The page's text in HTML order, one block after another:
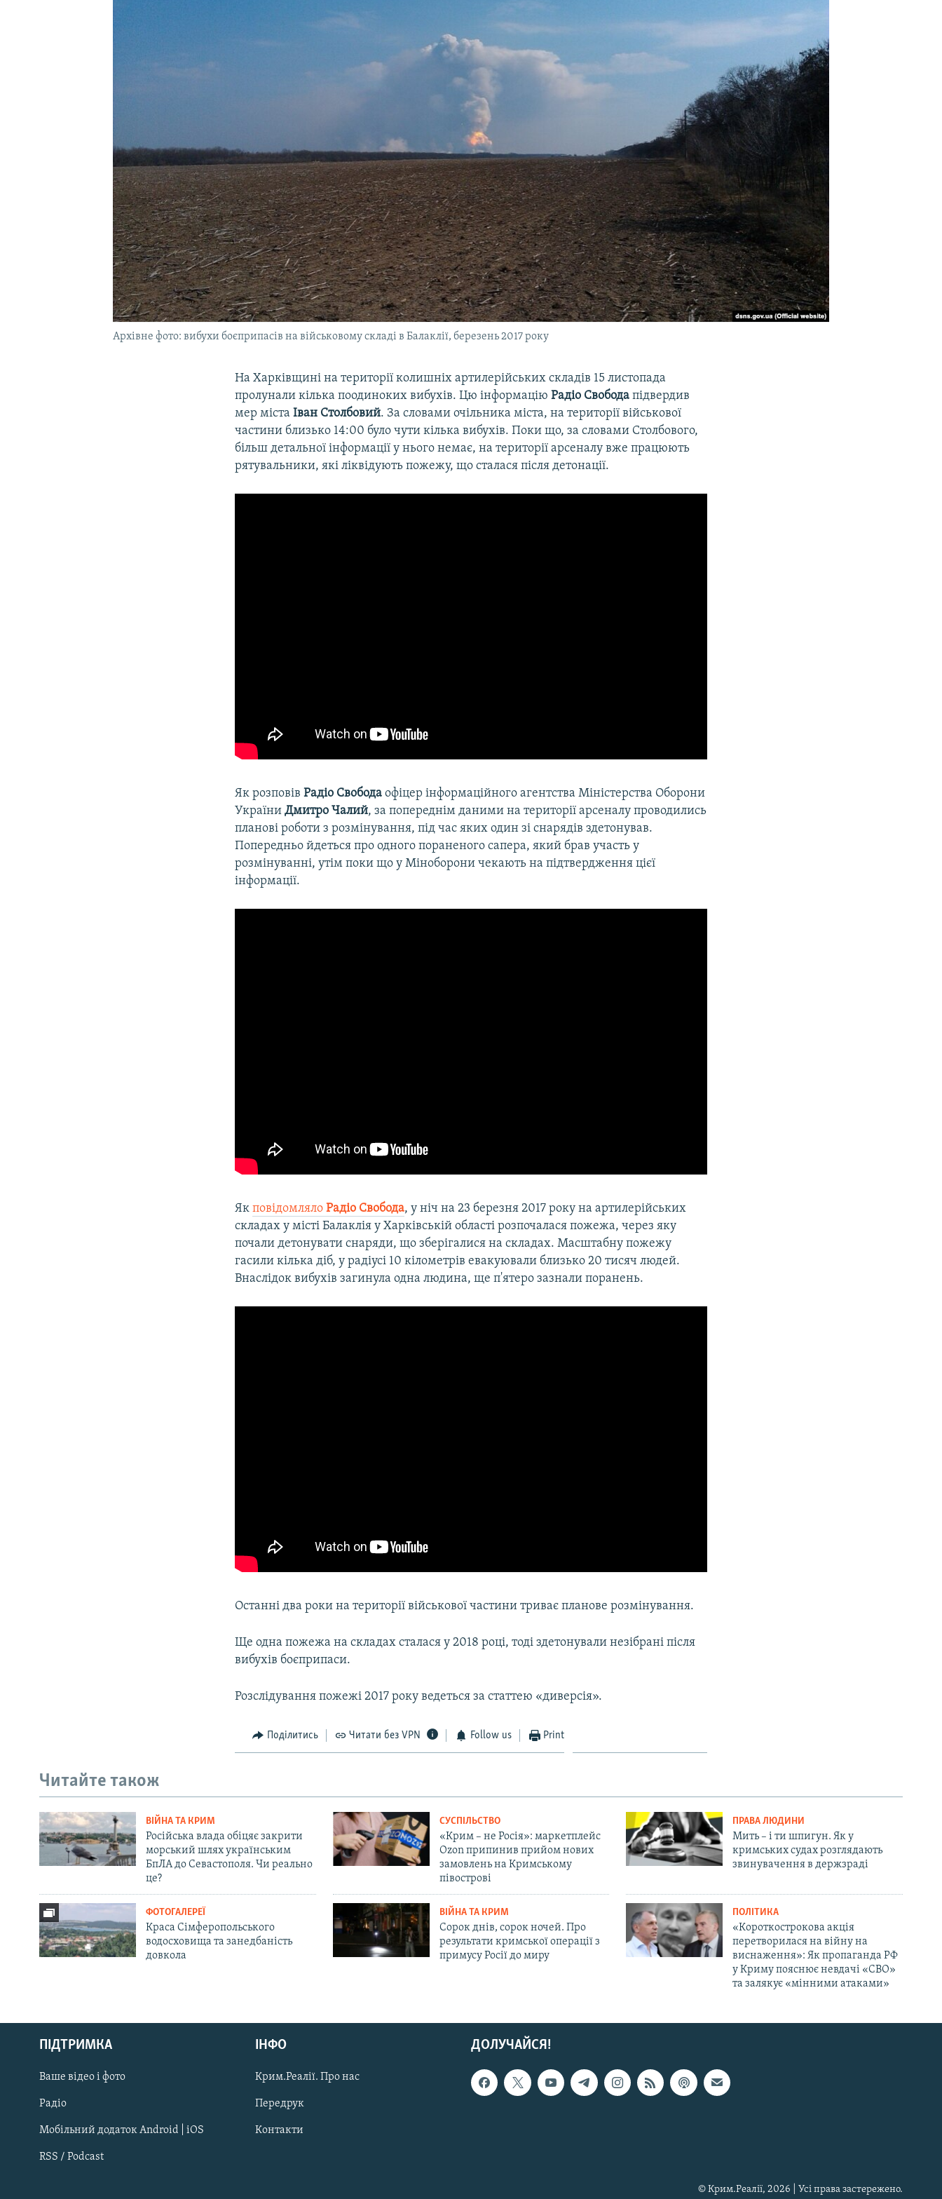
Русский
Qırımtatar
ДОЛУЧАЙСЯ!
Архівне фото: вибухи боєприпасів на військовому складі в Балаклії, березень 2017 року
На Харківщині на території колишніх артилерійських складів 15 листопада
пролунали кілька поодиноких вибухів. Цю інформаціюРадіо Свобода підвердив
мер містаІван Столбовий. За словами очільника міста, на території військової
частини близько 14:00 було чути кілька вибухів. Поки що, за словами Столбового,
більш детальної інформації у нього немає, на території арсеналу вже працюють
рятувальники, які ліквідують пожежу, що сталася після детонації.
Як розповівРадіо Свобода офіцер інформаційного агентства Міністерства Оборони
УкраїниДмитро Чалий, за попереднім даними на території арсеналу проводились
планові роботи з розмінування, під час яких один зі снарядів здетонував.
Попередньо йдеться про одного пораненого сапера, який брав участь у
розмінуванні, утім поки що у Міноборони чекають на підтвердження цієї
інформації.
ЯкповідомлялоРадіо Свобода, у ніч на 23 березня 2017 року на артилерійських
складах у місті Балаклія у Харківській області розпочалася пожежа, через яку
почали детонувати снаряди, що зберігалися на складах. Масштабну пожежу
гасили кілька діб, у радіусі 10 кілометрів евакуювали близько 20 тисяч людей.
Внаслідок вибухів загинула одна людина, ще п'ятеро зазнали поранень.
Останні два роки на території військової частини триває планове розмінування.
Ще одна пожежа на складах сталася у 2018 році, тоді здетонували незібрані після
вибухів боєприпаси.
Розслідування пожежі 2017 року ведеться за статтею «диверсія».
Поділитись Читати без VPN Follow us Print
Читайте також
ВІЙНА ТА КРИМ
Російська влада обіцяє закрити
морський шлях українським
БпЛА до Севастополя. Чи реально
це?
СУСПІЛЬСТВО
«Крим – не Росія»: маркетплейс
Ozon припинив прийом нових
замовлень на Кримському
півострові
ПРАВА ЛЮДИНИ
Мить – і ти шпигун. Як у
кримських судах розглядають
звинувачення в держзраді
ФОТОГАЛЕРЕЇ
Краса Сімферопольського
водосховища та занедбаність
довкола
ВІЙНА ТА КРИМ
Сорок днів, сорок ночей. Про
результати кримської операції з
примусу Росії до миру
ПОЛІТИКА
«Короткострокова акція
перетворилася на війну на
виснаження»: Як пропаганда РФ
у Криму пояснює невдачі «СВО»
та залякує «мінними атаками»
ДОЛУЧАЙСЯ!
ПІДТРИМКА
Ваше відео і фото
Радіо
Мобільний додаток Android | iOS
RSS / Podcast
ІНФО
Крим.Реалії. Про нас
Передрук
Контакти
© Крим.Реалії, 2026 | Усі права застережено.